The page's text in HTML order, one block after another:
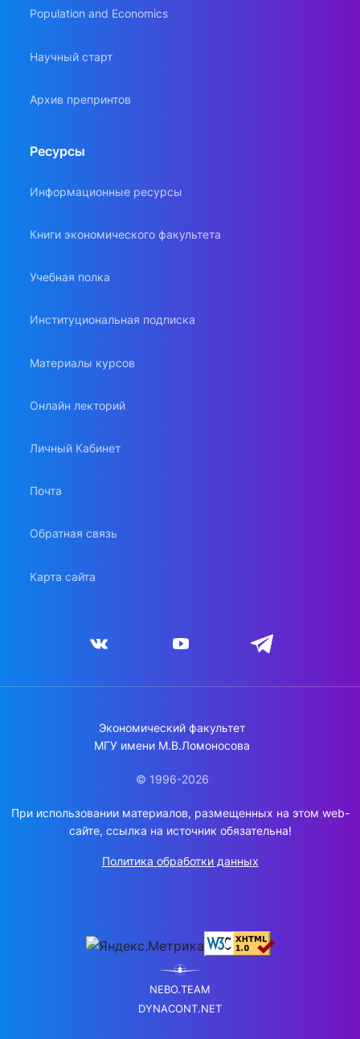
Population and Economics
Научный старт
Архив препринтов
Ресурсы
Информационные ресурсы
Книги экономического факультета
Учебная полка
Институциональная подписка
Материалы курсов
Онлайн лекторий
Личный Кабинет
Почта
Обратная связь
Карта сайта
Экономический факультет
МГУ имени М.В.Ломоносова
© 1996-2026
При использовании материалов, размещенных на этом web-
сайте, ссылка на источник обязательна!
Политика обработки данных
NEBO.TEAM
DYNACONT.NET